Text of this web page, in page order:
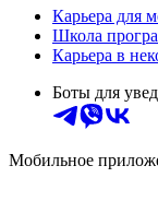
Карьера для
Школа
Карьера в
Боты для
Мобильное